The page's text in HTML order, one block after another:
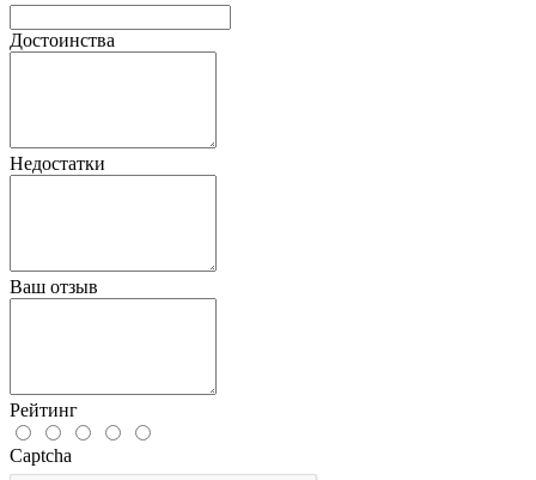
Достоинства
Недостатки
Ваш отзыв
Рейтинг
Captcha